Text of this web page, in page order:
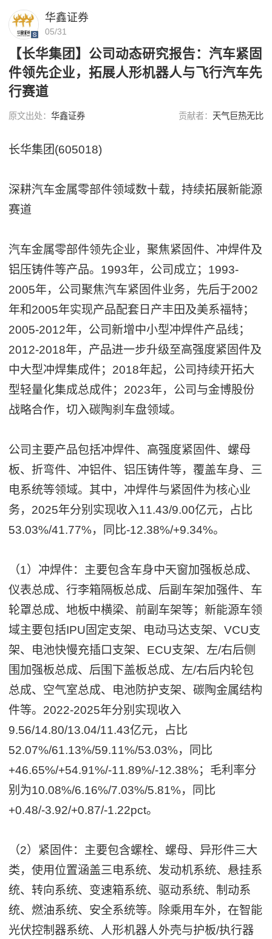
华鑫证券
05/31
【长华集团】公司动态研究报告：汽车紧固
件领先企业，拓展人形机器人与飞行汽车先
行赛道
原文出处：华鑫证券 贡献者： 天气巨热无比
长华集团(605018)
深耕汽车金属零部件领域数十载，持续拓展新能源
赛道
汽车金属零部件领先企业，聚焦紧固件、冲焊件及
铝压铸件等产品。1993年，公司成立；1993-
2005年，公司聚焦汽车紧固件业务，先后于2002
年和2005年实现产品配套日产丰田及美系福特；
2005-2012年，公司新增中小型冲焊件产品线；
2012-2018年，产品进一步升级至高强度紧固件及
中大型冲焊集成件；2018年起，公司持续开拓大
型轻量化集成总成件；2023年，公司与金博股份
战略合作，切入碳陶刹车盘领域。
公司主要产品包括冲焊件、高强度紧固件、螺母
板、折弯件、冲铝件、铝压铸件等，覆盖车身、三
电系统等领域。其中，冲焊件与紧固件为核心业
务，2025年分别实现收入11.43/9.00亿元，占比
53.03%/41.77%，同比-12.38%/+9.34%。
（1）冲焊件：主要包含车身中天窗加强板总成、
仪表总成、行李箱隔板总成、后副车架加强件、车
轮罩总成、地板中横梁、前副车架等；新能源车领
域主要包括IPU固定支架、电动马达支架、VCU支
架、电池快慢充插口支架、ECU支架、左/右后侧
围加强板总成、后围下盖板总成、左/右后内轮包
总成、空气室总成、电池防护支架、碳陶金属结构
件等。2022-2025年分别实现收入
9.56/14.80/13.04/11.43亿元，占比
52.07%/61.13%/59.11%/53.03%，同比
+46.65%/+54.91%/-11.89%/-12.38%；毛利率分
别为10.08%/6.16%/7.03%/5.81%，同比
+0.48/-3.92/+0.87/-1.22pct。
（2）紧固件：主要包含螺栓、螺母、异形件三大
类，使用位置涵盖三电系统、发动机系统、悬挂系
统、转向系统、变速箱系统、驱动系统、制动系
统、燃油系统、安全系统等。除乘用车外，在智能
光伏控制器系统、人形机器人外壳与护板/执行器